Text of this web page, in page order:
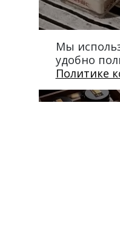
Мы
удобно
Политике